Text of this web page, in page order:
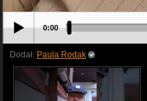
0:00
Dodał: Paula Rodak